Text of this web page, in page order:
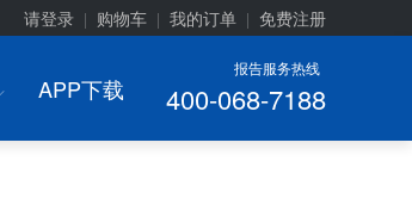
请登录 购物车 我的订单 免费注册
报告服务热线
400-068-7188
APP下载